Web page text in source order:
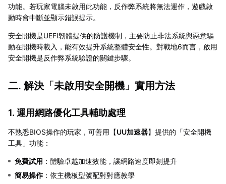
功能。若玩家電腦未啟用此功能，反作弊系統將無法運作，遊戲啟
動時會中斷並顯示錯誤提示。
安全開機是UEFI韌體提供的防護機制，主要防止非法系統與惡意驅
動在開機時載入，能有效提升系統整體安全性。對戰地6而言，啟用
安全開機是反作弊系統驗證的關鍵步驟。
二. 解決「未啟用安全開機」實用方法
1. 運用網路優化工具輔助處理
不熟悉BIOS操作的玩家，可善用【UU加速器】提供的「安全開機
工具」功能：
免費試用 ：體驗卓越加速效能，讓網路速度即刻提升
簡易操作：依主機板型號配對對應教學